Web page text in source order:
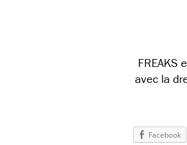
FREAKS
avec la
Facebook